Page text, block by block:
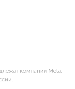
компании Meta,